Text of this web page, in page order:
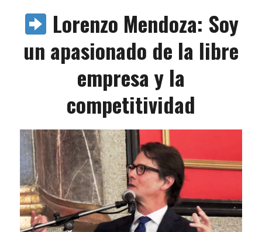
Lorenzo Mendoza: Soy
un apasionado de la libre
empresa y la
competitividad